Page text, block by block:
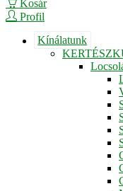
Kosár
Profil
Kínálatunk